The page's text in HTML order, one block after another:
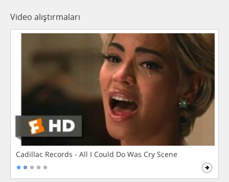
Video alıştırmaları
Cadillac Records - All I Could Do Was Cry Scene